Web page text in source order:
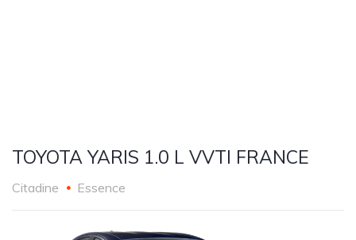
TOYOTA YARIS 1.0 L VVTI FRANCE
Citadine Essence